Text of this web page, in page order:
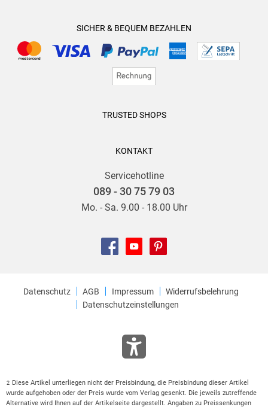
SICHER & BEQUEM BEZAHLEN
TRUSTED SHOPS
KONTAKT
Servicehotline
089 - 30 75 79 03
Mo. - Sa. 9.00 - 18.00 Uhr
Datenschutz AGB Impressum
Widerrufsbelehrung
Datenschutzeinstellungen
2 Diese Artikel unterliegen nicht der Preisbindung, die Preisbindung dieser Artikel
wurde aufgehoben oder der Preis wurde vom Verlag gesenkt. Die jeweils zutreffende
Alternative wird Ihnen auf der Artikelseite dargestellt. Angaben zu Preissenkungen